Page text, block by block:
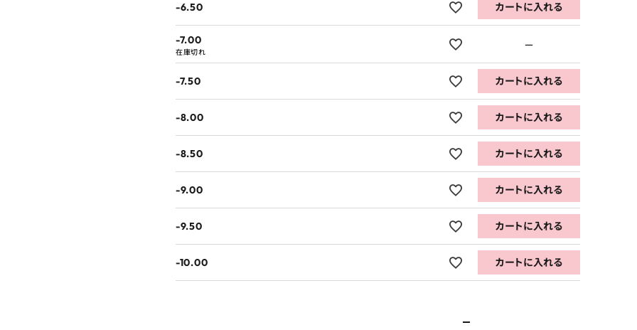
-6.50 カートに入れる
-7.00
在庫切れ
—
-7.50 カートに入れる
-8.00 カートに入れる
-8.50 カートに入れる
-9.00 カートに入れる
-9.50 カートに入れる
-10.00 カートに入れる